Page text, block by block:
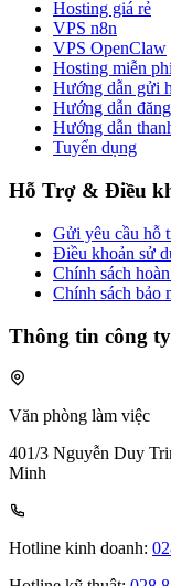
Hosting giá rẻ
VPS n8n
VPS OpenClaw
Hosting miễn
Hướng dẫn gửi
Hướng dẫn
Hướng dẫn
Tuyển dụng
Hỗ Trợ & Điều
Gửi yêu cầu hỗ
Điều khoản sử
Chính sách
Chính sách bảo
Thông tin công ty
Văn phòng làm việc
401/3 Nguyễn Duy
Minh
Hotline kinh doanh: